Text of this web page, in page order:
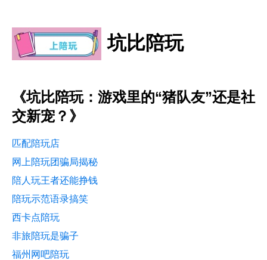
坑比陪玩
《坑比陪玩：游戏里的“猪队友”还是社
交新宠？》
匹配陪玩店
网上陪玩团骗局揭秘
陪人玩王者还能挣钱
陪玩示范语录搞笑
西卡点陪玩
非旅陪玩是骗子
福州网吧陪玩